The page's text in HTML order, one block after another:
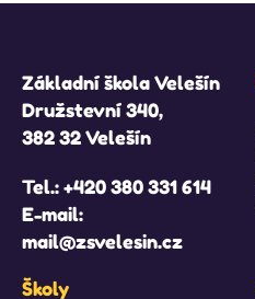
Základní škola Velešín
Družstevní 340,
382 32 Velešín
Tel.:+420 380 331 614
E-mail:
mail@zsvelesin.cz
Školy